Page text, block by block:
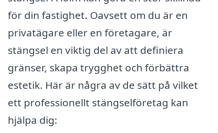
för din fastighet. Oavsett om du är en
privatägare eller en företagare, är
stängsel en viktig del av att definiera
gränser, skapa trygghet och förbättra
estetik. Här är några av de sätt på vilket
ett professionellt stängselföretag kan
hjälpa dig: